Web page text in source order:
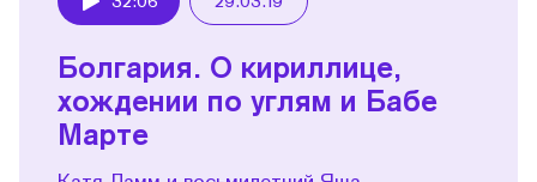
Болгария. О кириллице,
хождении по углям и Бабе
Марте